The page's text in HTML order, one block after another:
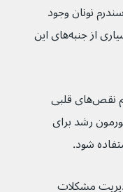
نونان وجود
ندارد، اما اغلب می‌توان با موفقیت بسیاری از جنبه‌های این
به عنوان مثال، ممکن است برای ترمیم نقص‌های قلبی
هورمون رشد برای
شود.
مشکلات